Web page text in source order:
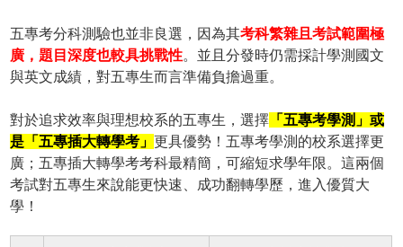
五專考分科測驗也並非良選，因為其考科繁雜且考試範圍極
廣，題目深度也較具挑戰性。並且分發時仍需採計學測國文
與英文成績，對五專生而言準備負擔過重。
對於追求效率與理想校系的五專生，選擇 「五專考學測」或
是「五專插大轉學考」更具優勢！五專考學測的校系選擇更
廣；五專插大轉學考考科最精簡，可縮短求學年限。這兩個
考試對五專生來說能更快速、成功翻轉學歷，進入優質大
學！